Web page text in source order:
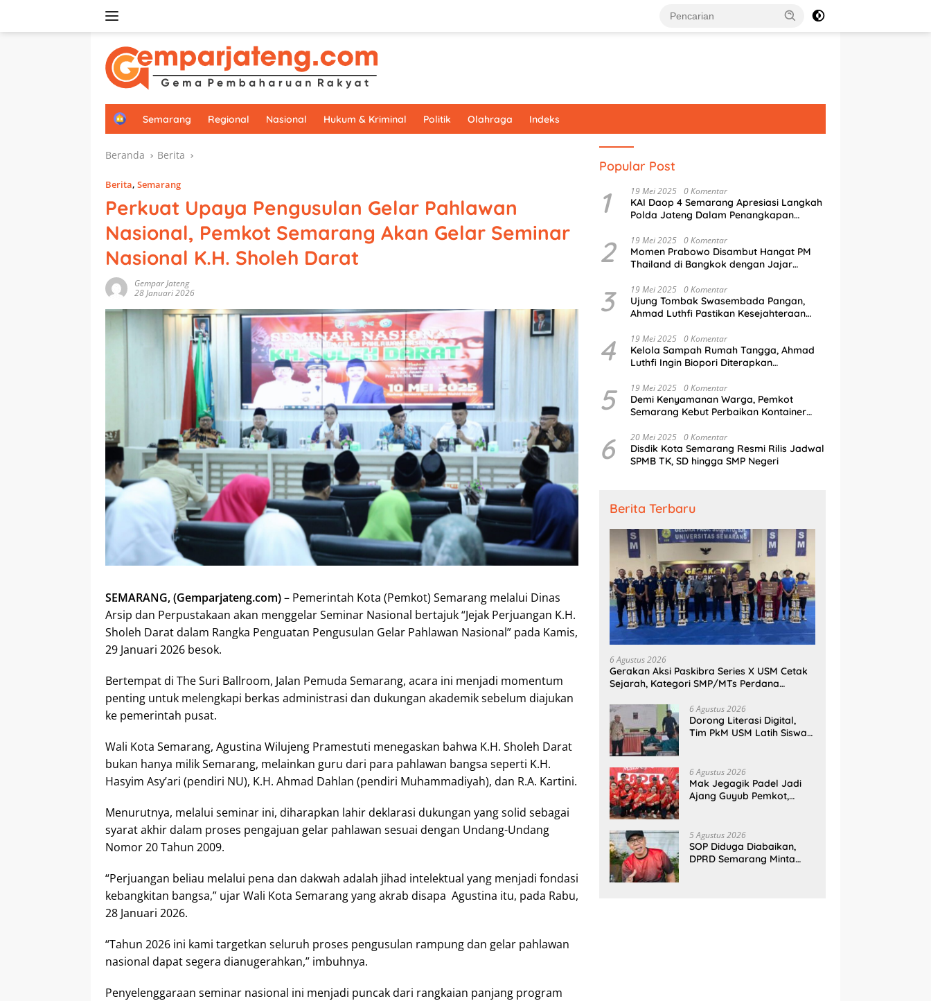
H
e
Semarang Regional Nasional Hukum & Kriminal Politik Olahraga Indeks
Beranda Berita
Berita, Semarang
Perkuat Upaya Pengusulan Gelar Pahlawan
Nasional, Pemkot Semarang Akan Gelar Seminar
Nasional K.H. Sholeh Darat
Gempar Jateng
28 Januari 2026
SEMARANG, (Gemparjateng.com)– Pemerintah Kota (Pemkot) Semarang melalui Dinas
Arsip dan Perpustakaan akan menggelar Seminar Nasional bertajuk “Jejak Perjuangan K.H.
Sholeh Darat dalam Rangka Penguatan Pengusulan Gelar Pahlawan Nasional” pada Kamis,
29 Januari 2026 besok.
Bertempat di The Suri Ballroom, Jalan Pemuda Semarang, acara ini menjadi momentum
penting untuk melengkapi berkas administrasi dan dukungan akademik sebelum diajukan
ke pemerintah pusat.
Wali Kota Semarang, Agustina Wilujeng Pramestuti menegaskan bahwa K.H. Sholeh Darat
bukan hanya milik Semarang, melainkan guru dari para pahlawan bangsa seperti K.H.
Hasyim Asy’ari (pendiri NU), K.H. Ahmad Dahlan (pendiri Muhammadiyah), dan R.A. Kartini.
Menurutnya, melalui seminar ini, diharapkan lahir deklarasi dukungan yang solid sebagai
syarat akhir dalam proses pengajuan gelar pahlawan sesuai dengan Undang-Undang
Nomor 20 Tahun 2009.
“Perjuangan beliau melalui pena dan dakwah adalah jihad intelektual yang menjadi fondasi
kebangkitan bangsa,” ujar Wali Kota Semarang yang akrab disapa Agustina itu, pada Rabu,
28 Januari 2026.
“Tahun 2026 ini kami targetkan seluruh proses pengusulan rampung dan gelar pahlawan
nasional dapat segera dianugerahkan,” imbuhnya.
Penyelenggaraan seminar nasional ini menjadi puncak dari rangkaian panjang program
Popular Post
1 19 Mei 2025 0 Komentar
KAI Daop 4 Semarang Apresiasi Langkah
Polda Jateng Dalam Penangkapan
Perusahaan
2 19 Mei 2025 0 Komentar
Momen Prabowo Disambut Hangat PM
Thailand di Bangkok dengan Jajar
3 19 Mei 2025 0 Komentar
Ujung Tombak Swasembada Pangan,
Ahmad Luthfi Pastikan Kesejahteraan
4 19 Mei 2025 0 Komentar
Kelola Sampah Rumah Tangga, Ahmad
Luthfi Ingin Biopori Diterapkan
5 19 Mei 2025 0 Komentar
Demi Kenyamanan Warga, Pemkot
Semarang Kebut Perbaikan Kontainer
6 20 Mei 2025 0 Komentar
Disdik Kota Semarang Resmi Rilis Jadwal
SPMB TK, SD hingga SMP Negeri
Berita Terbaru
6 Agustus 2026
Gerakan Aksi Paskibra Series X USM Cetak
Sejarah, Kategori SMP/MTs Perdana
6 Agustus 2026
Dorong Literasi Digital,
Tim PkM USM Latih Siswa
6 Agustus 2026
Mak Jegagik Padel Jadi
Ajang Guyub Pemkot,
5 Agustus 2026
SOP Diduga Diabaikan,
DPRD Semarang Minta